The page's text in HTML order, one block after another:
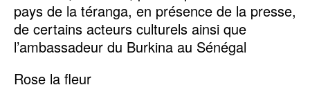
pays de la téranga, en présence de la presse,
de certains acteurs culturels ainsi que
l’ambassadeur du Burkina au Sénégal
Rose la fleur